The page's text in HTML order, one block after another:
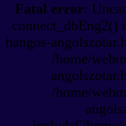
Fatal error:
hangos-
/home/
/home/